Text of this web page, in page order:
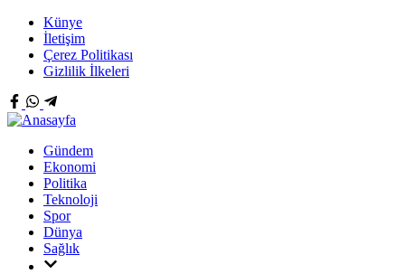
Künye
İletişim
Çerez Politikası
Gizlilik İlkeleri
Gündem
Ekonomi
Politika
Teknoloji
Spor
Dünya
Sağlık